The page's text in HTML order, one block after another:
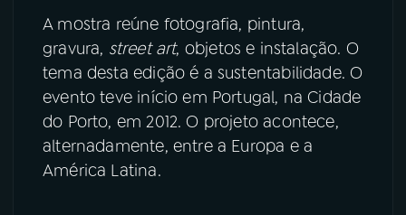
A mostra reúne fotografia, pintura,
gravura, street art, objetos e instalação. O
tema desta edição é a sustentabilidade. O
evento teve início em Portugal, na Cidade
do Porto, em 2012. O projeto acontece,
alternadamente, entre a Europa e a
América Latina.